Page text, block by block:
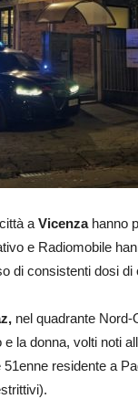
a Vicenzahanno
e Radiomobile
di consistenti dosi di
nel quadrante
la donna, volti noti
residente a